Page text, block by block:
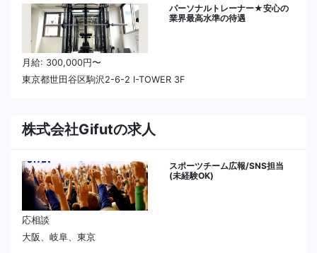
パーソナルトレーナー★安心の
業界最高水準の待遇
月給: 300,000円〜
東京都世田谷区駒沢2-6-2 I-TOWER 3F
株式会社Gifutの求人
スポーツチーム広報/SNS担当
(未経験OK)
応相談
大阪、岐阜、東京